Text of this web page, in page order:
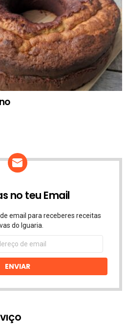
no teu Email
email para receberes receitas
do Iguaria.
ENVIAR